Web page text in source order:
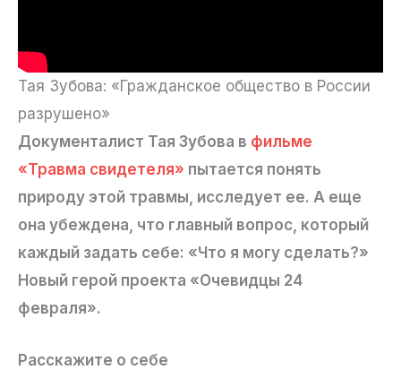
Тая Зубова: «Гражданское общество в России
разрушено»
Документалист Тая Зубова в фильме
«Травма свидетеля» пытается понять
природу этой травмы, исследует ее. А еще
она убеждена, что главный вопрос, который
каждый задать себе: «Что я могу сделать?»
Новый герой проекта «Очевидцы 24
февраля».
Расскажите о себе